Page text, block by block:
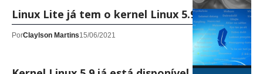
Linux Lite já tem o kernel Linux 5.9
PorClaylson Martins15/06/2021